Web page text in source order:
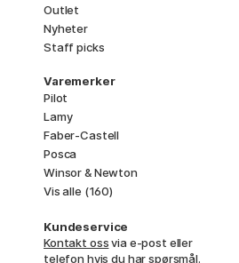
Outlet
Nyheter
Staff picks
Varemerker
Pilot
Lamy
Faber-Castell
Posca
Winsor & Newton
Vis alle (160)
Kundeservice
Kontakt ossvia e-post eller
telefon hvis du har spørsmål.